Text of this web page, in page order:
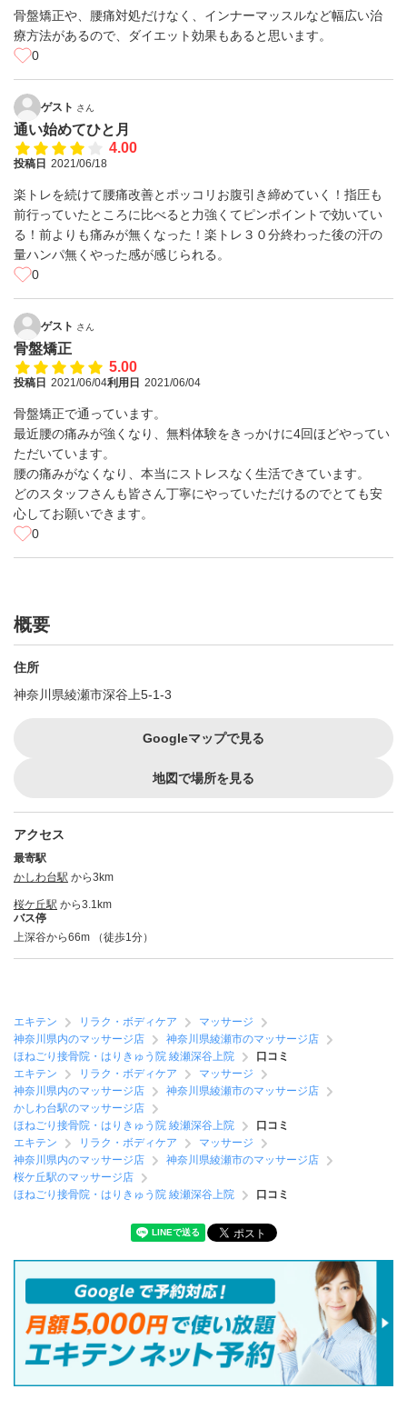
骨盤矯正や、腰痛対処だけなく、インナーマッスルなど幅広い治
療方法があるので、ダイエット効果もあると思います。
0
ゲスト さん
通い始めてひと月
4.00
投稿日 2021/06/18
楽トレを続けて腰痛改善とポッコリお腹引き締めていく！指圧も
前行っていたところに比べると力強くてピンポイントで効いてい
る！前よりも痛みが無くなった！楽トレ３０分終わった後の汗の
量ハンパ無くやった感が感じられる。
0
ゲスト さん
骨盤矯正
5.00
投稿日 2021/06/04利用日 2021/06/04
骨盤矯正で通っています。
最近腰の痛みが強くなり、無料体験をきっかけに4回ほどやってい
ただいています。
腰の痛みがなくなり、本当にストレスなく生活できています。
どのスタッフさんも皆さん丁寧にやっていただけるのでとても安
心してお願いできます。
0
概要
住所
神奈川県綾瀬市深谷上5-1-3
Googleマップで見る
地図で場所を見る
アクセス
最寄駅
かしわ台駅 から3km
桜ケ丘駅 から3.1km
バス停
上深谷から66m （徒歩1分）
エキテン リラク・ボディケア
マッサージ
神奈川県内のマッサージ店
神奈川県綾瀬市のマッサージ店
ほねごり接骨院・はりきゅう院 綾瀬深谷上院
口コミ
エキテン
リラク・ボディケア
マッサージ
神奈川県内のマッサージ店
神奈川県綾瀬市のマッサージ店
かしわ台駅のマッサージ店
ほねごり接骨院・はりきゅう院 綾瀬深谷上院
口コミ
エキテン
リラク・ボディケア
マッサージ
神奈川県内のマッサージ店
神奈川県綾瀬市のマッサージ店
桜ケ丘駅のマッサージ店
ほねごり接骨院・はりきゅう院 綾瀬深谷上院
口コミ